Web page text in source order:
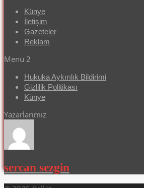
Künye
İletişim
Gazeteler
Reklam
Menu 2
Hukuka Aykırılık Bildirimi
Gizlilik Politikası
Künye
Yazarlarımız
sercan sezgin